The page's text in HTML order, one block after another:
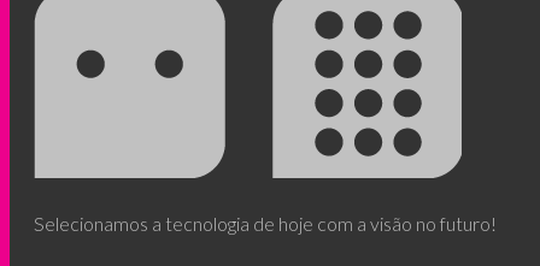
Selecionamos a tecnologia de hoje com a visão no futuro!